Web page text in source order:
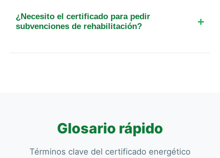
con técnicos locales para minimizar los costes de
¿Necesito el certificado para pedir
subvenciones de rehabilitación?
Glosario rápido
Términos clave del certificado energético